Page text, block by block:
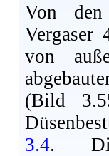
Von
von
(Bild
3.4.